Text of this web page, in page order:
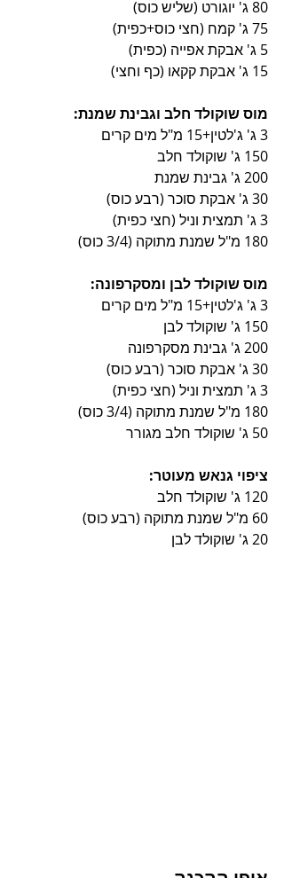
80 ג' יוגורט (שליש כוס)
75 ג' קמח (חצי כוס+כפית)
5 ג' אבקת אפייה (כפית)
15 ג' אבקת קקאו (כף וחצי)
מוס שוקולד חלב וגבינת שמנת:
3 ג' ג'לטין+15 מ"ל מים קרים
150 ג' שוקולד חלב
200 ג' גבינת שמנת
30 ג' אבקת סוכר (רבע כוס)
3 ג' תמצית וניל (חצי כפית)
180 מ"ל שמנת מתוקה (3/4 כוס)
מוס שוקולד לבן ומסקרפונה:
3 ג' ג'לטין+15 מ"ל מים קרים
150 ג' שוקולד לבן
200 ג' גבינת מסקרפונה
30 ג' אבקת סוכר (רבע כוס)
3 ג' תמצית וניל (חצי כפית)
180 מ"ל שמנת מתוקה (3/4 כוס)
50 ג' שוקולד חלב מגורר
ציפוי גנאש מעוטר:
120 ג' שוקולד חלב
60 מ"ל שמנת מתוקה (רבע כוס)
20 ג' שוקולד לבן